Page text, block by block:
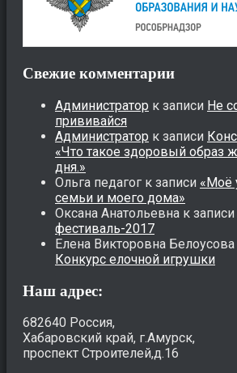
Свежие комментарии
Администратор к записи Не
прививайся
Администратор к записи
«Что такое здоровый образ
дня.»
Ольга педагог к записи «Моё
семьи и моего дома»
Оксана Анатольевна к записи
фестиваль-2017
Елена Викторовна Белоусова
Конкурс елочной игрушки
Наш адрес:
682640 Россия,
Хабаровский край, г.Амурск,
проспект Строителей,д.16